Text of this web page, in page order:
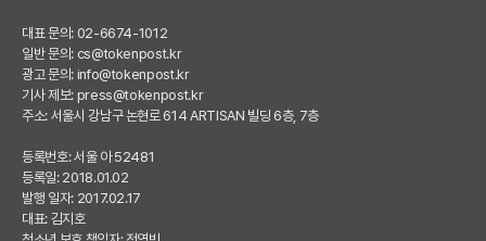
대표 문의: 02-6674-1012
일반 문의: cs@tokenpost.kr
광고 문의: info@tokenpost.kr
기사 제보: press@tokenpost.kr
주소: 서울시 강남구 논현로 614 ARTISAN 빌딩 6층, 7층
등록번호: 서울 아 52481
등록일: 2018.01.02
발행 일자: 2017.02.17
대표: 김지호